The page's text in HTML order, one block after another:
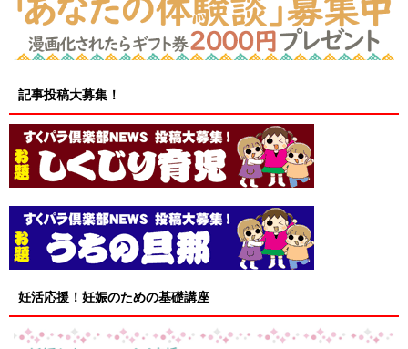
記事投稿大募集！
妊活応援！妊娠のための基礎講座